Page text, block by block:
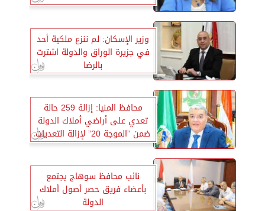
وزير الإسكان: لم ننزع ملكية أحد
في جزيرة الوراق والدولة اشترت
بالرضا
محافظ المنيا: إزالة 259 حالة
تعدي على أراضي أملاك الدولة
ضمن ”الموجة 20” لإزالة التعديات
نائب محافظ سوهاج يجتمع
بأعضاء فريق حصر أصول أملاك
الدولة